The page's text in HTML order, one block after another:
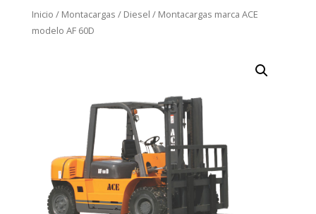
Inicio / Montacargas / Diesel / Montacargas marca ACE
modelo AF 60D